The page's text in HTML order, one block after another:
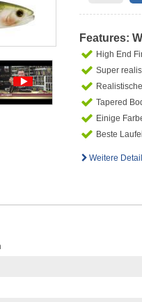
Features:
High End
Super
Tapered
Einige
Beste
Weitere